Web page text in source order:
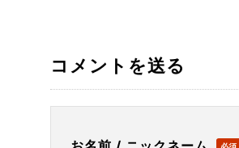
コメントを送る